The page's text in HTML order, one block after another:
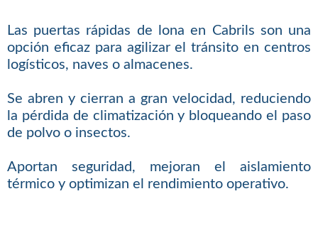
Las puertas rápidas de lona en Cabrils son una
opción eficaz para agilizar el tránsito en centros
logísticos, naves o almacenes.
Se abren y cierran a gran velocidad, reduciendo
la pérdida de climatización y bloqueando el paso
de polvo o insectos.
Aportan seguridad, mejoran el aislamiento
térmico y optimizan el rendimiento operativo.